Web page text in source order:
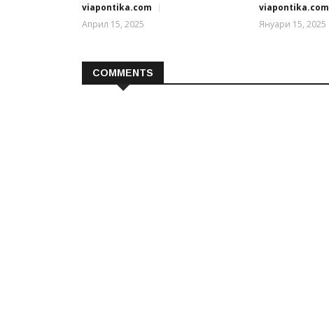
viapontika.com
Април 15, 2025
viapontika.com
Януари 15, 2025
COMMENTS